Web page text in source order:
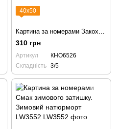
40х50
310 грн
Артикул
КНО6526
Складність 3/5